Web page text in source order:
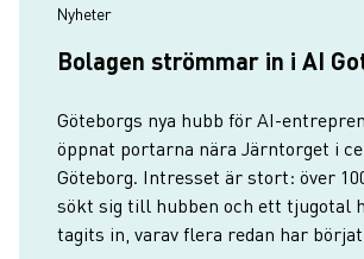
Nyheter
Bolagen strömmar in i AI
Göteborgs nya hubb för AI-
öppnat portarna nära Järntorget i
Göteborg. Intresset är stort: över
sökt sig till hubben och ett tjugotal
tagits in, varav flera redan har